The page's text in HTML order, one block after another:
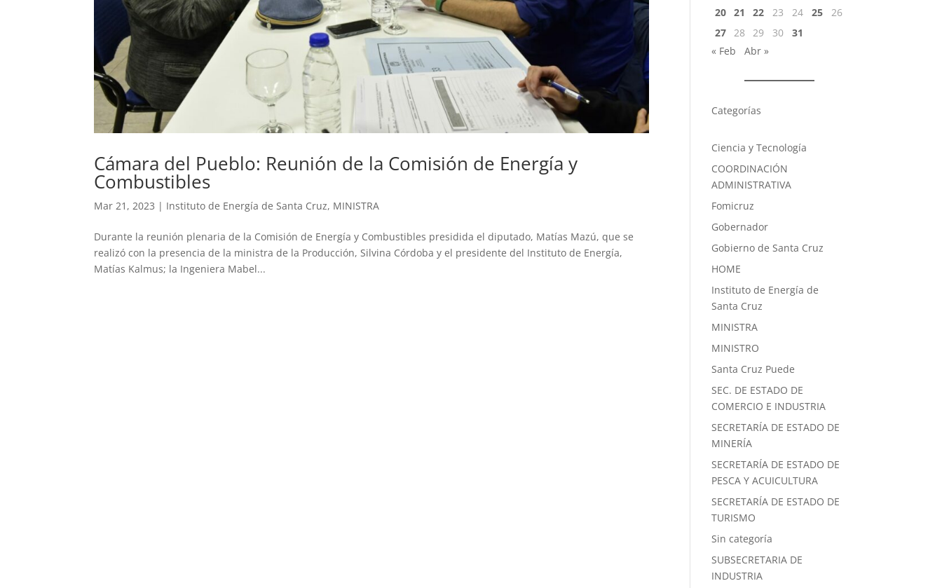
Cámara del Pueblo: Reunión de la Comisión de Energía y
Combustibles
Mar 21, 2023 | Instituto de Energía de Santa Cruz, MINISTRA
Durante la reunión plenaria de la Comisión de Energía y Combustibles presidida el diputado, Matías Mazú, que se
realizó con la presencia de la ministra de la Producción, Silvina Córdoba y el presidente del Instituto de Energía,
Matías Kalmus; la Ingeniera Mabel...
20 21 22 23 24 25
26
27 28 29 30
31
« Feb
Abr »
Categorías
Ciencia y Tecnología
COORDINACIÓN
ADMINISTRATIVA
Fomicruz
Gobernador
Gobierno de Santa Cruz
HOME
Instituto de Energía de
Santa Cruz
MINISTRA
MINISTRO
Santa Cruz Puede
SEC. DE ESTADO DE
COMERCIO E INDUSTRIA
SECRETARÍA DE ESTADO DE
MINERÍA
SECRETARÍA DE ESTADO DE
PESCA Y ACUICULTURA
SECRETARÍA DE ESTADO DE
TURISMO
Sin categoría
SUBSECRETARIA DE
INDUSTRIA